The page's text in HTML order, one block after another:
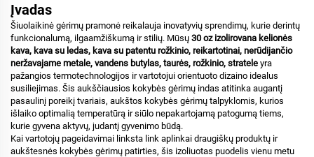
Įvadas
Šiuolaikinė gėrimų pramonė reikalauja inovatyvių sprendimų, kurie derintų
funkcionalumą, ilgaamžiškumą ir stilių. Mūsų 30 oz izolirovana kelionės
kava, kava su ledas, kava su patentu rožkinio, reikartotinai, nerūdijančio
neržavajame metale, vandens butylas, taurės, rožkinio, stratele yra
pažangios termotechnologijos ir vartotojui orientuoto dizaino idealus
susiliejimas. Šis aukščiausios kokybės gėrimų indas atitinka augantį
pasaulinį poreikį tvariais, aukštos kokybės gėrimų talpyklomis, kurios
išlaiko optimalią temperatūrą ir siūlo nepakartojamą patogumą tiems,
kurie gyvena aktyvų, judantį gyvenimo būdą.
Kai vartotojų pageidavimai linksta link aplinkai draugiškų produktų ir
aukštesnės kokybės gėrimų patirties, šis izoliuotas puodelis vienu metu